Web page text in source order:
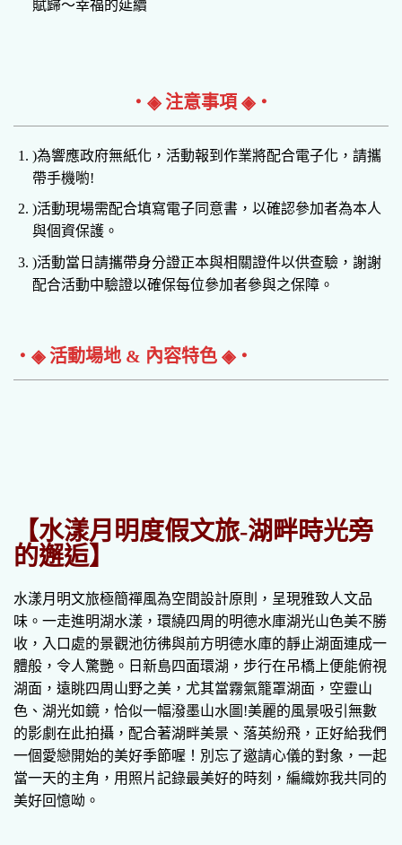
賦歸～幸福的延續
‧◈ 注意事項 ◈‧
)為響應政府無紙化，活動報到作業將配合電子化，請攜
帶手機喲!
)活動現場需配合填寫電子同意書，以確認參加者為本人
與個資保護。
)活動當日請攜帶身分證正本與相關證件以供查驗，謝謝
配合活動中驗證以確保每位參加者參與之保障。
‧◈ 活動場地 & 內容特色 ◈‧
【水漾月明度假文旅-湖畔時光旁
的邂逅】
水漾月明文旅極簡禪風為空間設計原則，呈現雅致人文品
味。一走進明湖水漾，環繞四周的明德水庫湖光山色美不勝
收，入口處的景觀池彷彿與前方明德水庫的靜止湖面連成一
體般，令人驚艷。日新島四面環湖，步行在吊橋上便能俯視
湖面，遠眺四周山野之美，尤其當霧氣籠罩湖面，空靈山
色、湖光如鏡，恰似一幅潑墨山水圖!美麗的風景吸引無數
的影劇在此拍攝，配合著湖畔美景、落英紛飛，正好給我們
一個愛戀開始的美好季節喔！別忘了邀請心儀的對象，一起
當一天的主角，用照片記錄最美好的時刻，編織妳我共同的
美好回憶呦。